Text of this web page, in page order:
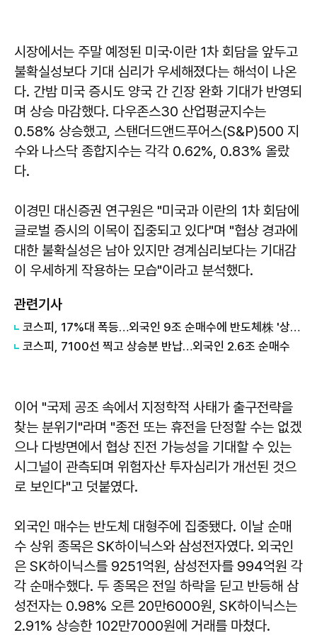
시장에서는 주말 예정된 미국·이란 1차 회담을 앞두고
불확실성보다 기대 심리가 우세해졌다는 해석이 나온
다. 간밤 미국 증시도 양국 간 긴장 완화 기대가 반영되
며 상승 마감했다. 다우존스30 산업평균지수는
0.58% 상승했고, 스탠더드앤드푸어스(S&P)500 지
수와 나스닥 종합지수는 각각 0.62%, 0.83% 올랐
다.
이경민 대신증권 연구원은 "미국과 이란의 1차 회담에
글로벌 증시의 이목이 집중되고 있다"며 "협상 경과에
대한 불확실성은 남아 있지만 경계심리보다는 기대감
이 우세하게 작용하는 모습"이라고 분석했다.
관련기사
코스피, 17%대 폭등…외국인 9조 순매수에 반도체株 '상한가 행진'
코스피, 7100선 찍고 상승분 반납…외국인 2.6조 순매수
이어 "국제 공조 속에서 지정학적 사태가 출구전략을
찾는 분위기"라며 "종전 또는 휴전을 단정할 수는 없겠
으나 다방면에서 협상 진전 가능성을 기대할 수 있는
시그널이 관측되며 위험자산 투자심리가 개선된 것으
로 보인다"고 덧붙였다.
외국인 매수는 반도체 대형주에 집중됐다. 이날 순매
수 상위 종목은 SK하이닉스와 삼성전자였다. 외국인
은 SK하이닉스를 9251억원, 삼성전자를 994억원 각
각 순매수했다. 두 종목은 전일 하락을 딛고 반등해 삼
성전자는 0.98% 오른 20만6000원, SK하이닉스는
2.91% 상승한 102만7000원에 거래를 마쳤다.